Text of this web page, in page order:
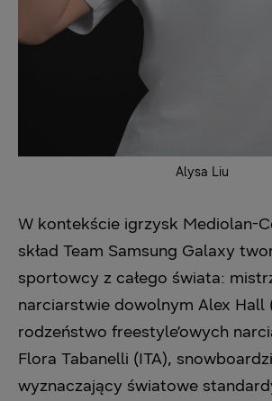
Alysa Liu
W kontekście igrzysk Mediolan-
skład Team Samsung Galaxy
sportowcy z całego świata:
narciarstwie dowolnym Alex Hall
rodzeństwo freestyle’owych
Flora Tabanelli (ITA),
wyznaczający światowe